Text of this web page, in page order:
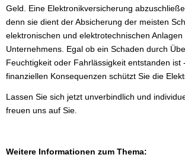
Geld. Eine Elektronikversicherung
denn sie dient der Absicherung der meisten
elektronischen und elektrotechnischen
Unternehmens. Egal ob ein Schaden durch
Feuchtigkeit oder Fahrlässigkeit entstanden ist
finanziellen Konsequenzen schützt Sie die
Lassen Sie sich jetzt unverbindlich und
freuen uns auf Sie.
Weitere Informationen zum Thema: